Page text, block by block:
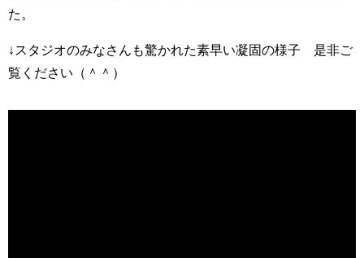
た。
↓スタジオのみなさんも驚かれた素早い凝固の様子 是非ご
覧ください（＾＾）